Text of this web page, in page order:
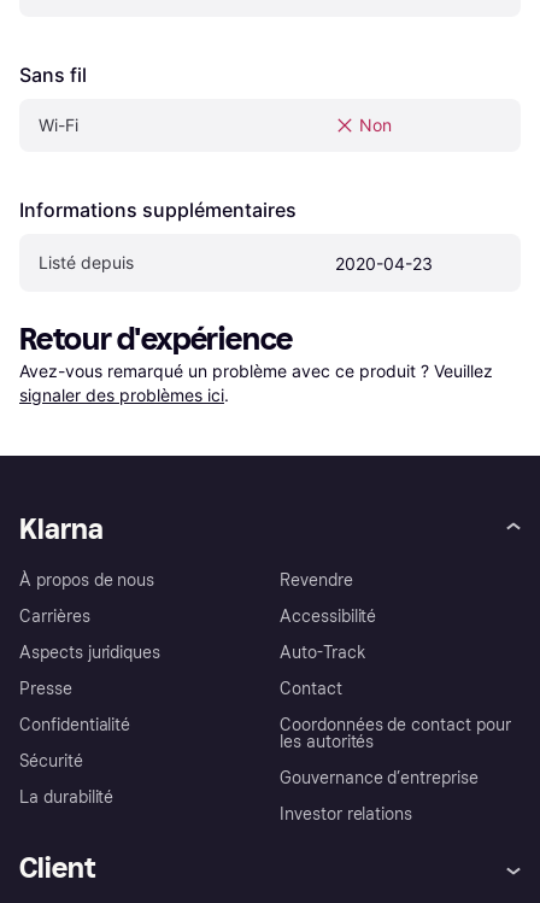
Sans fil
Wi-Fi Non
Informations supplémentaires
Listé depuis 2020-04-23
Retour d'expérience
Avez-vous remarqué un problème avec ce produit ? Veuillez
signaler des problèmes ici.
Klarna
À propos de nous
Carrières
Aspects juridiques
Presse
Confidentialité
Sécurité
La durabilité
Revendre
Accessibilité
Auto-Track
Contact
Coordonnées de contact pour
les autorités
Gouvernance d’entreprise
Investor relations
Client